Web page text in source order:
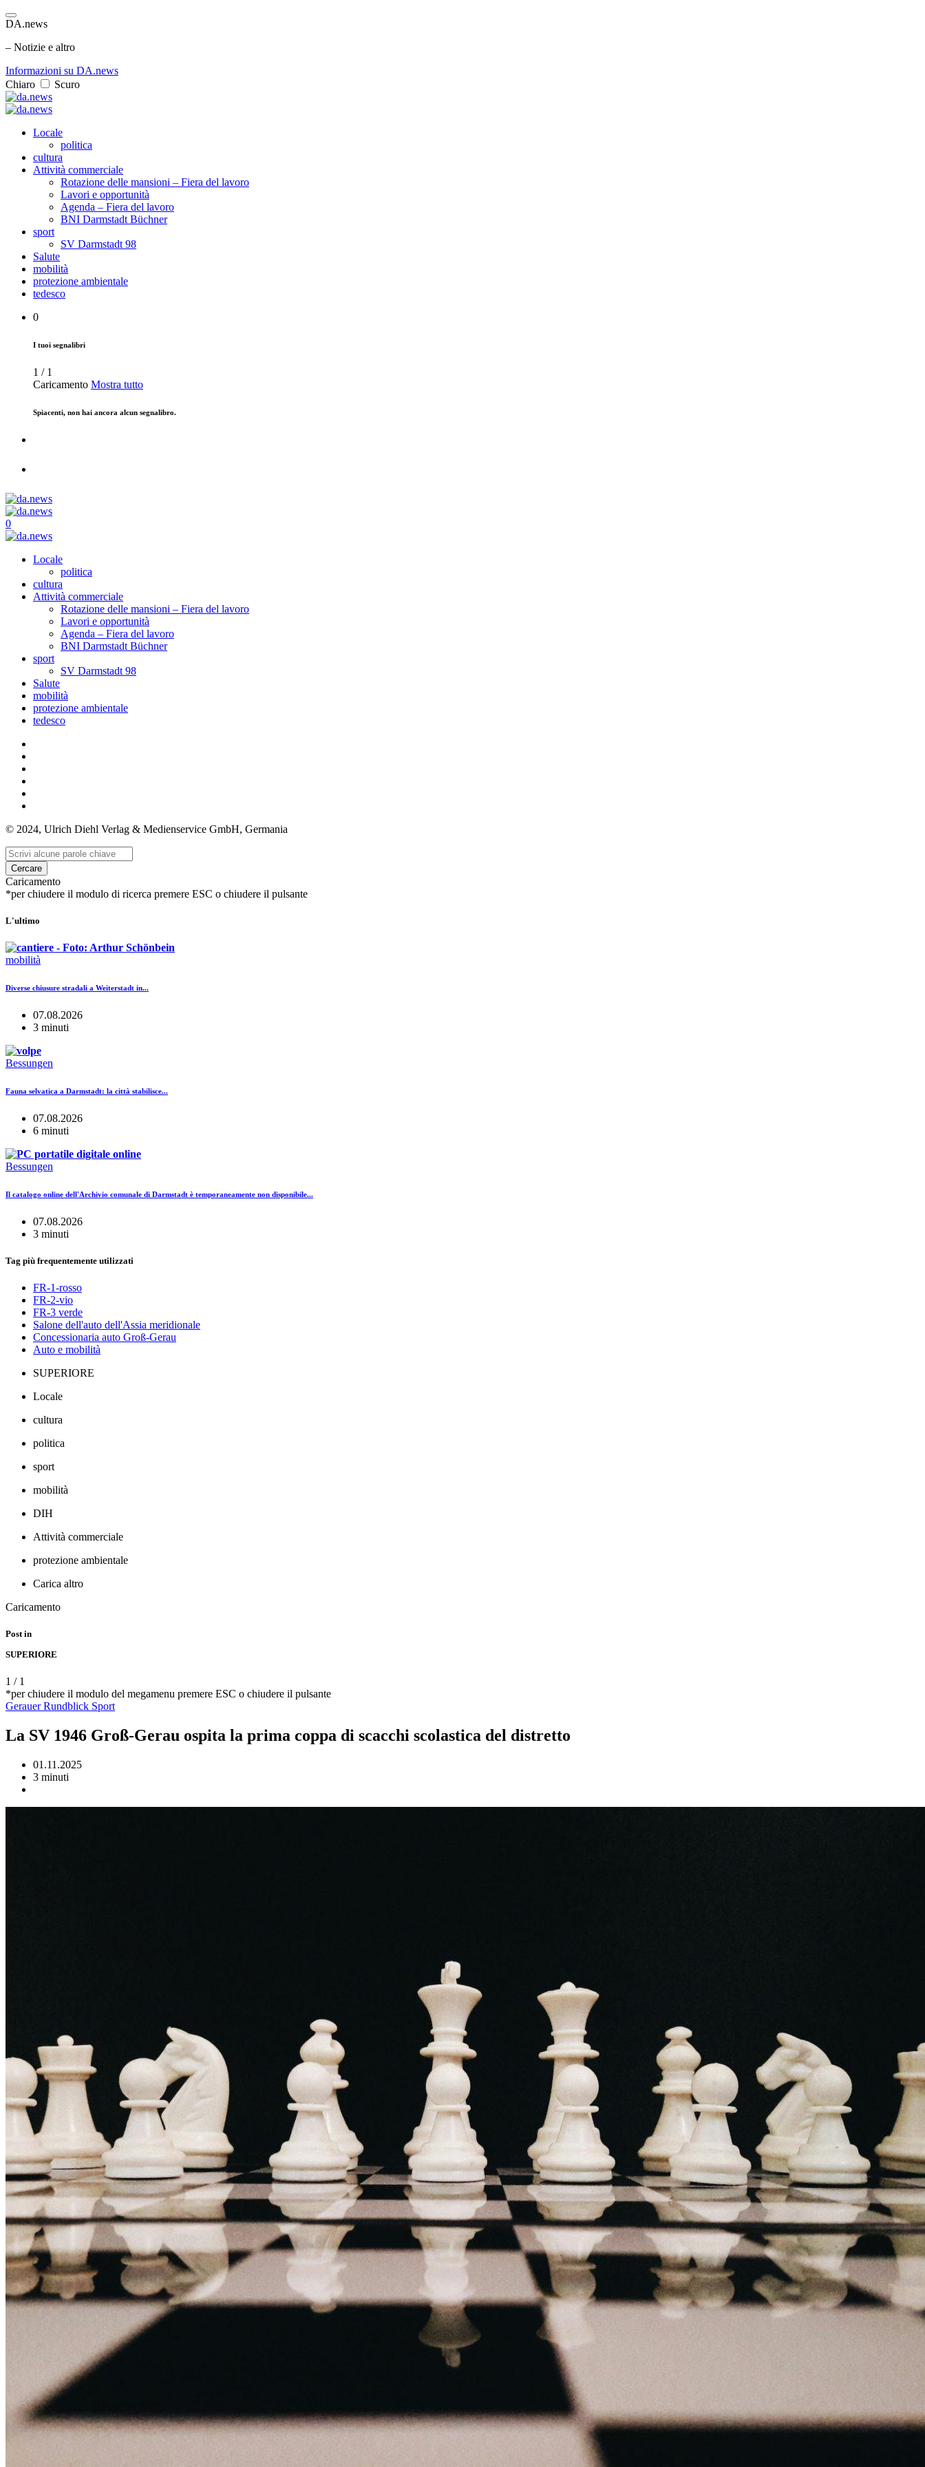
DA.news
– Notizie e altro
Informazioni su DA.news
Chiaro
Scuro
Locale
politica
cultura
Attività commerciale
Rotazione delle mansioni – Fiera del lavoro
Lavori e opportunità
Agenda – Fiera del lavoro
BNI Darmstadt Büchner
sport
SV Darmstadt 98
Salute
mobilità
protezione ambientale
tedesco
0
I tuoi segnalibri
1 / 1
Caricamento Mostra tutto
Spiacenti, non hai ancora alcun segnalibro.
0
Locale
politica
cultura
Attività commerciale
Rotazione delle mansioni – Fiera del lavoro
Lavori e opportunità
Agenda – Fiera del lavoro
BNI Darmstadt Büchner
sport
SV Darmstadt 98
Salute
mobilità
protezione ambientale
tedesco
© 2024, Ulrich Diehl Verlag & Medienservice GmbH, Germania
Cercare
Caricamento
*per chiudere il modulo di ricerca premere ESC o chiudere il pulsante
L'ultimo
mobilità
Diverse chiusure stradali a Weiterstadt in...
07.08.2026
3 minuti
Bessungen
Fauna selvatica a Darmstadt: la città stabilisce...
07.08.2026
6 minuti
Bessungen
Il catalogo online dell'Archivio comunale di Darmstadt è temporaneamente non disponibile...
07.08.2026
3 minuti
Tag più frequentemente utilizzati
FR-1-rosso
FR-2-vio
FR-3 verde
Salone dell'auto dell'Assia meridionale
Concessionaria auto Groß-Gerau
Auto e mobilità
SUPERIORE
Locale
cultura
politica
sport
mobilità
DIH
Attività commerciale
protezione ambientale
Carica altro
Caricamento
Post in
SUPERIORE
1 / 1
*per chiudere il modulo del megamenu premere ESC o chiudere il pulsante
Gerauer Rundblick Sport
La SV 1946 Groß-Gerau ospita la prima coppa di scacchi scolastica del distretto
01.11.2025
3 minuti